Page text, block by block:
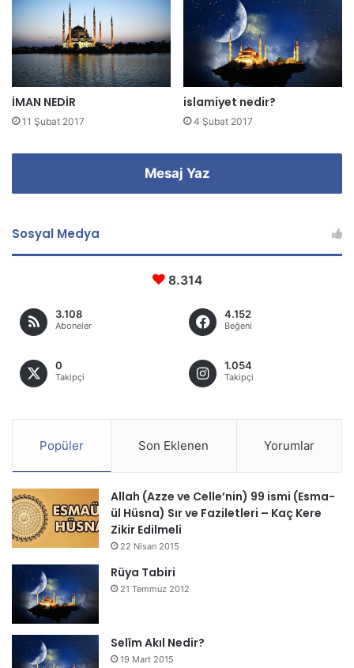
i
n
İMAN NEDİR
11 Şubat 2017
islamiyet nedir?
4 Şubat 2017
Mesaj Yaz
Sosyal Medya
8.314
3.108
Aboneler
4.152
Beğeni
0
Takipçi
1.054
Takipçi
Popüler Son Eklenen Yorumlar
Allah (Azze ve Celle’nin) 99 ismi (Esma-
ül Hüsna) Sır ve Faziletleri – Kaç Kere
Zikir Edilmeli
22 Nisan 2015
Rüya Tabiri
21 Temmuz 2012
Selîm Akıl Nedir?
19 Mart 2015